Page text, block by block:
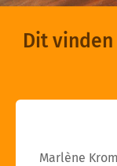
Dit
Marlène